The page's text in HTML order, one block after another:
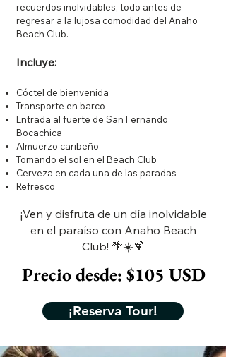
recuerdos inolvidables, todo antes de
regresar a la lujosa comodidad del Anaho
Beach Club.
Incluye:
Cóctel de bienvenida
Transporte en barco
Entrada al fuerte de San Fernando
Bocachica
Almuerzo caribeño
Tomando el sol en el Beach Club
Cerveza en cada una de las paradas
Refresco
¡Ven y disfruta de un día inolvidable
en el paraíso con Anaho Beach
Club! 🌴☀️🍹
Precio desde: $105 USD
¡Reserva Tour!